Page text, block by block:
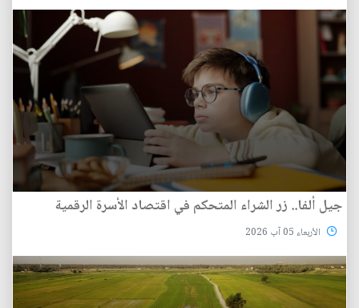
جيل ألفا.. زر الشراء المتحكم في اقتصاد الأسرة الرقمية
الأربعاء 05 آب 2026